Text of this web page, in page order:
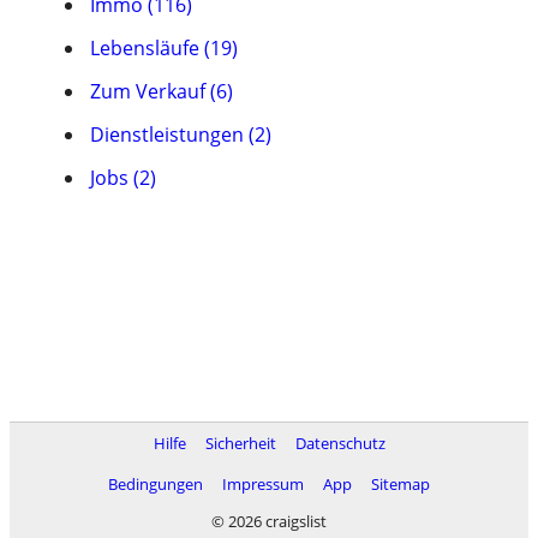
Lebensläufe (19)
Zum Verkauf (6)
Dienstleistungen (2)
Jobs (2)
Hilfe Sicherheit
Datenschutz
Bedingungen
Impressum App
Sitemap
© 2026 craigslist